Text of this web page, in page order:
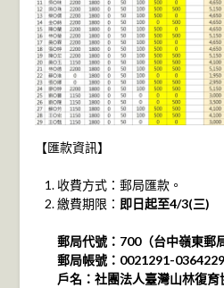
【匯款資訊】
收費方式：郵局匯款。
繳費期限： 即日起至4/3(三)
郵局代號：700（台中嶺東郵局
郵局帳號：0021291-0364229
戶名：社團法人臺灣山林復育